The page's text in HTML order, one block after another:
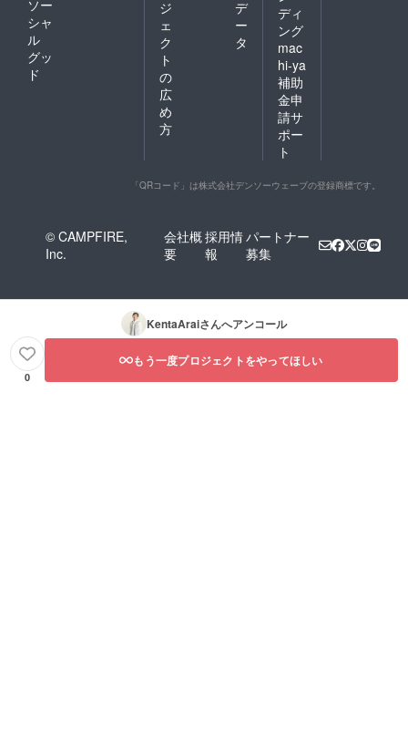
ソー
シャ
ル
グッ
ド
ジ
ェ
ク
ト
の
広
め
方
デ
ー
タ
ディ
ング
mac
hi-ya
補助
金申
請サ
ポー
ト
「QRコード」は株式会社デンソーウェーブの登録商標です。
© CAMPFIRE,
Inc.
会社概
要
採用情
報
パートナー
募集
KentaAraiさんへアンコール
0
もう一度プロジェクトをやってほしい